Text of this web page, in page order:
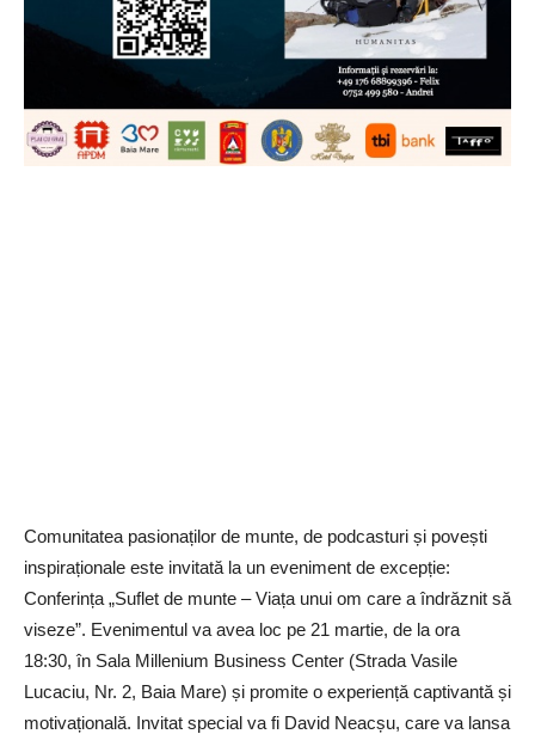
Comunitatea pasionaților de munte, de podcasturi și povești
inspiraționale este invitată la un eveniment de excepție:
Conferința „Suflet de munte – Viața unui om care a îndrăznit să
viseze”. Evenimentul va avea loc pe 21 martie, de la ora
18:30, în Sala Millenium Business Center (Strada Vasile
Lucaciu, Nr. 2, Baia Mare) și promite o experiență captivantă și
motivațională. Invitat special va fi David Neacșu, care va lansa